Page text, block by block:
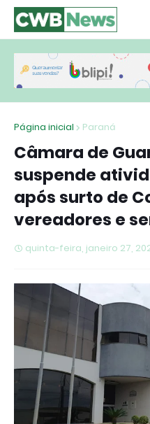
Página inicial Paraná
Câmara de
suspende
após surto de
vereadores e
quinta-feira, janeiro 27,